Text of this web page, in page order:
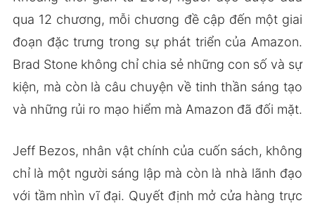
qua 12 chương, mỗi chương đề cập đến một giai
đoạn đặc trưng trong sự phát triển của Amazon.
Brad Stone không chỉ chia sẻ những con số và sự
kiện, mà còn là câu chuyện về tinh thần sáng tạo
và những rủi ro mạo hiểm mà Amazon đã đối mặt.
Jeff Bezos, nhân vật chính của cuốn sách, không
chỉ là một người sáng lập mà còn là nhà lãnh đạo
với tầm nhìn vĩ đại. Quyết định mở cửa hàng trực